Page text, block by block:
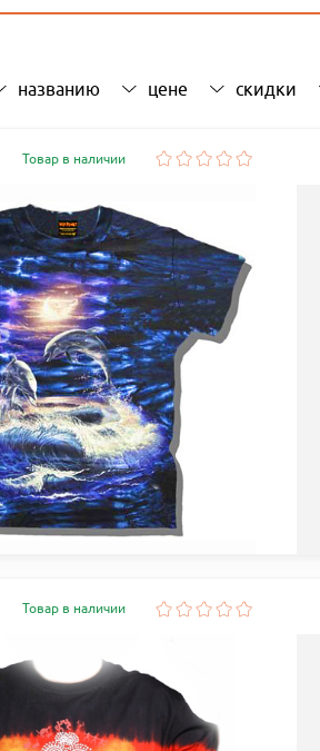
названию цене скидки
Товар в наличии
Товар в наличии